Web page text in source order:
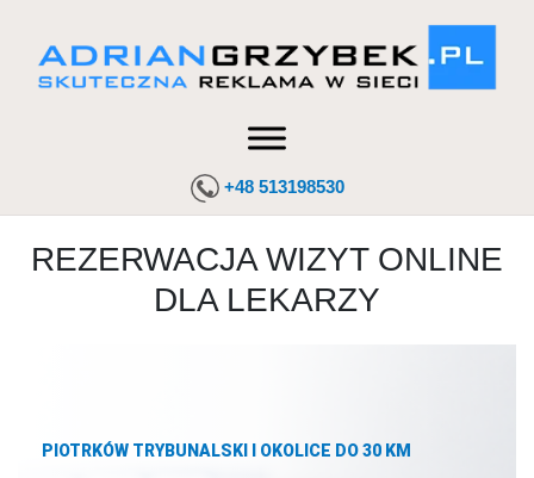
+48 513198530
REZERWACJA WIZYT ONLINE
DLA LEKARZY
PIOTRKÓW TRYBUNALSKI I OKOLICE DO 30 KM